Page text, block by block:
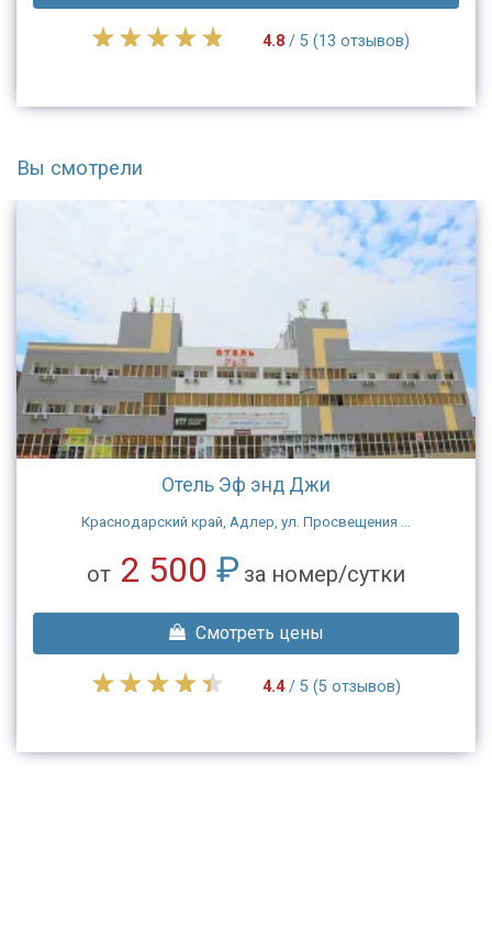
4.8/ 5 (13 отзывов)
Вы смотрели
Отель Эф энд Джи
Краснодарский край, Адлер, ул. Просвещения ...
от 2 500 ₽ за номер/сутки
Смотреть цены
4.4/ 5 (5 отзывов)